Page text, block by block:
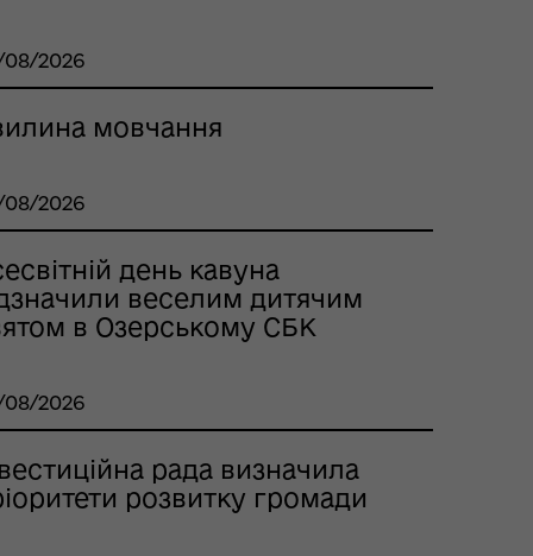
2026
мовчання
2026
день кавуна
веселим дитячим
в Озерському СБК
2026
рада визначила
розвитку громади